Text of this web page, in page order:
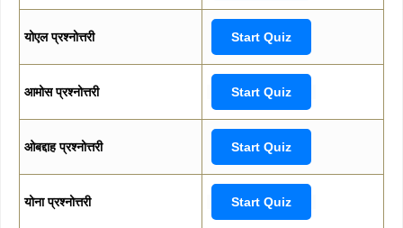
योएल प्रश्नोत्तरी Start Quiz
आमोस प्रश्नोत्तरी Start Quiz
ओबद्दाह प्रश्नोत्तरी Start Quiz
योना प्रश्नोत्तरी Start Quiz